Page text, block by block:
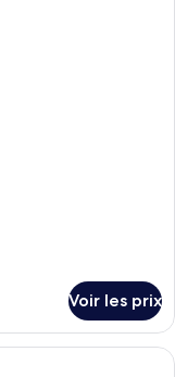
Voir les prix